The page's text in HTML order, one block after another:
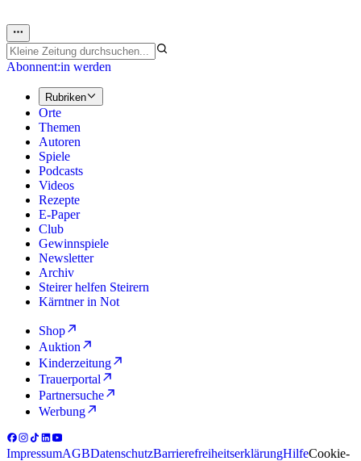
Abonnent:in werden
Rubriken
Orte
Themen
Autoren
Spiele
Podcasts
Videos
Rezepte
E-Paper
Club
Gewinnspiele
Newsletter
Archiv
Steirer helfen Steirern
Kärntner in Not
Shop
Auktion
Kinderzeitung
Trauerportal
Partnersuche
Werbung
ImpressumAGBDatenschutzBarrierefreiheitserklärungHilfeCookie-